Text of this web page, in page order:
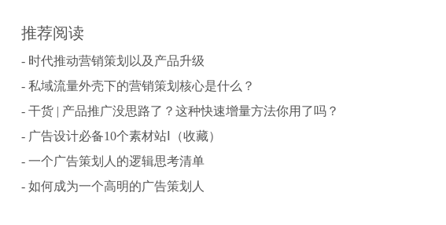
推荐阅读
- 时代推动营销策划以及产品升级
- 私域流量外壳下的营销策划核心是什么？
- 干货 | 产品推广没思路了？这种快速增量方法你用了吗？
- 广告设计必备10个素材站Ⅰ（收藏）
- 一个广告策划人的逻辑思考清单
- 如何成为一个高明的广告策划人